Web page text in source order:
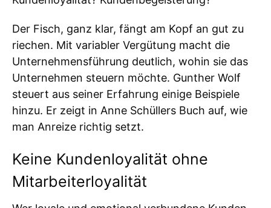
Der Fisch, ganz klar, fängt am Kopf an gut zu
riechen. Mit variabler Vergütung macht die
Unternehmensführung deutlich, wohin sie das
Unternehmen steuern möchte. Gunther Wolf
steuert aus seiner Erfahrung einige Beispiele
hinzu. Er zeigt in Anne Schüllers Buch auf, wie
man Anreize richtig setzt.
Keine Kundenloyalität ohne
Mitarbeiterloyalität